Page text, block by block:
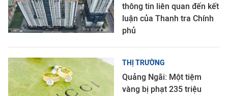
thông tin liên quan đến kết
luận của Thanh tra Chính
phủ
THỊ TRƯỜNG
Quảng Ngãi: Một tiệm
vàng bị phạt 235 triệu